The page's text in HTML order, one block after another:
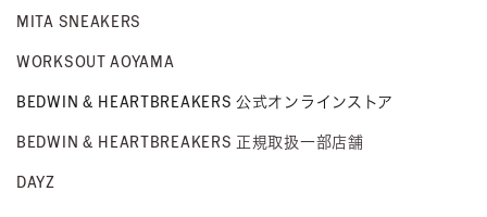
MITA SNEAKERS
WORKSOUT AOYAMA
BEDWIN & HEARTBREAKERS 公式オンラインストア
BEDWIN & HEARTBREAKERS 正規取扱一部店舗
DAYZ